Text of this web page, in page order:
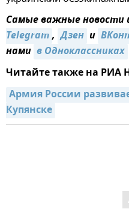
Самые важные новости
Telegram, Дзен и
нами в Одноклассниках
Читайте также на РИА
Армия России
Купянске